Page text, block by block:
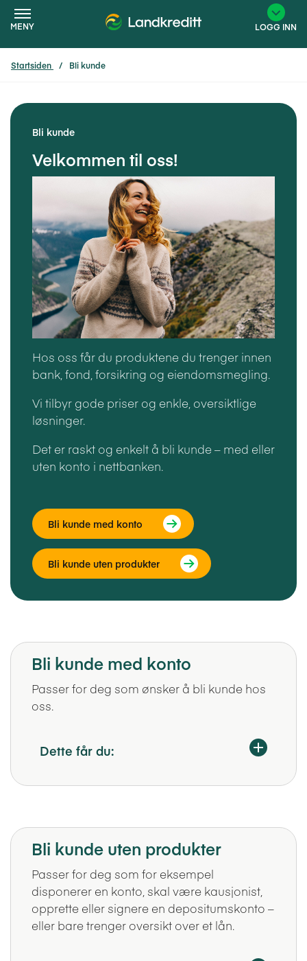
MENY LOGG INN
×
Startsiden Bli kunde
Bli kunde
Velkommen til oss!
Hos oss får du produktene du trenger innen
bank, fond, forsikring og eiendomsmegling.
Vi tilbyr gode priser og enkle, oversiktlige
løsninger.
Det er raskt og enkelt å bli kunde – med eller
uten konto i nettbanken.
Bli kunde med konto
Bli kunde uten produkter
Bli kunde med konto
Passer for deg som ønsker å bli kunde hos
oss.
Dette får du:
Bli kunde uten produkter
Passer for deg som for eksempel
disponerer en konto, skal være kausjonist,
opprette eller signere en depositumskonto –
eller bare trenger oversikt over et lån.